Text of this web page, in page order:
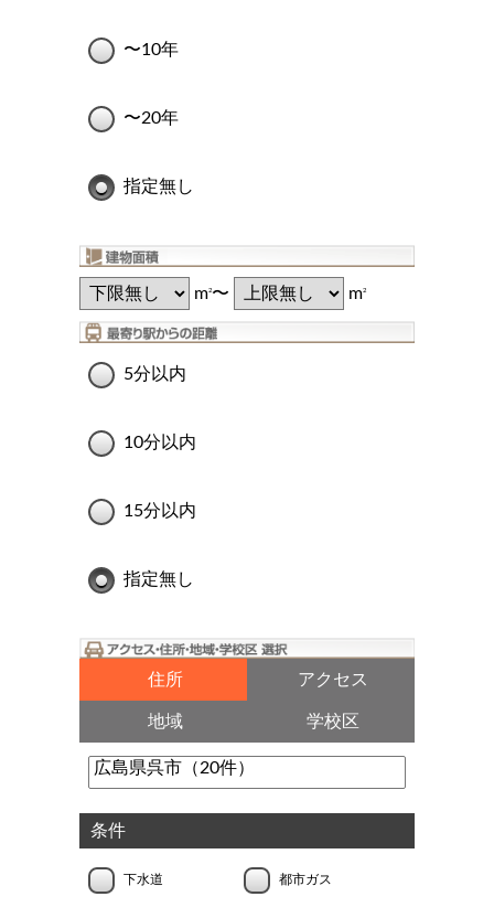
〜10年
〜20年
指定無し
m2〜 m2
5分以内
10分以内
15分以内
指定無し
住所 アクセス
地域 学校区
条件
下水道 都市ガス